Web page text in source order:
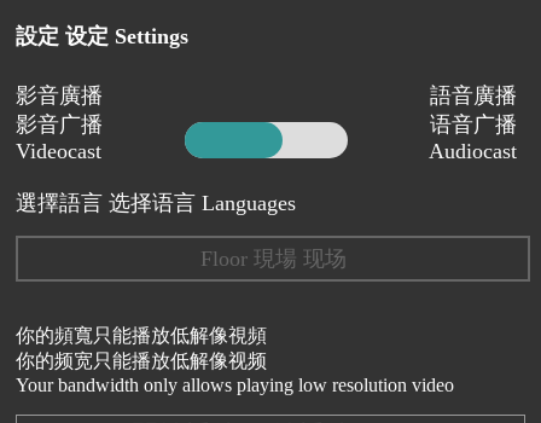
設定 设定 Settings
影音廣播
影音广播
Videocast
語音廣播
语音广播
Audiocast
選擇語言 选择语言 Languages
Floor 現場 现场
你的頻寬只能播放低解像視頻
你的频宽只能播放低解像视频
Your bandwidth only allows playing low resolution video